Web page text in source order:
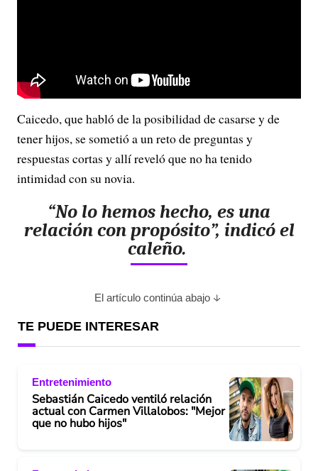
Caicedo, que habló de la posibilidad de casarse y de
tener hijos, se sometió a un reto de preguntas y
respuestas cortas y allí reveló que no ha tenido
intimidad con su novia.
“No lo hemos hecho, es una
relación con propósito”, indicó el
caleño.
El artículo continúa abajo
TE PUEDE INTERESAR
Entretenimiento
Sebastián Caicedo ventiló relación
actual con Carmen Villalobos: "Mejor
que no hubo hijos"